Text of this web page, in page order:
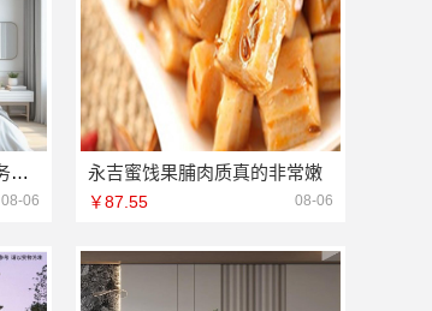
嘉兴本地家装装修定制服务性价比高，嘉兴美派建材科技实在之选
08-06
永吉蜜饯果脯肉质真的非常嫩
￥87.55 08-06